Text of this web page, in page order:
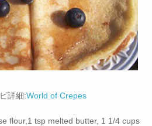
詳細:World of Crepes
flour,1 tsp melted butter, 1 1/4 cups